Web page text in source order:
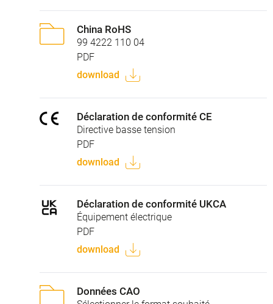
China RoHS
99 4222 110 04
PDF
download
Déclaration de conformité CE
Directive basse tension
PDF
download
Déclaration de conformité UKCA
Équipement électrique
PDF
download
Données CAO